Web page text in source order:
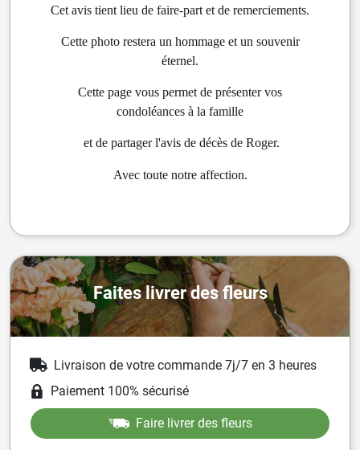
Cet avis tient lieu de faire-part et de remerciements.
Cette photo restera un hommage et un souvenir
éternel.
Cette page vous permet de présenter vos
condoléances à la famille
et de partager l'avis de décès de Roger.
Avec toute notre affection.
Faites livrer des fleurs
Livraison de votre commande 7j/7 en 3 heures
Paiement 100% sécurisé
Faire livrer des fleurs